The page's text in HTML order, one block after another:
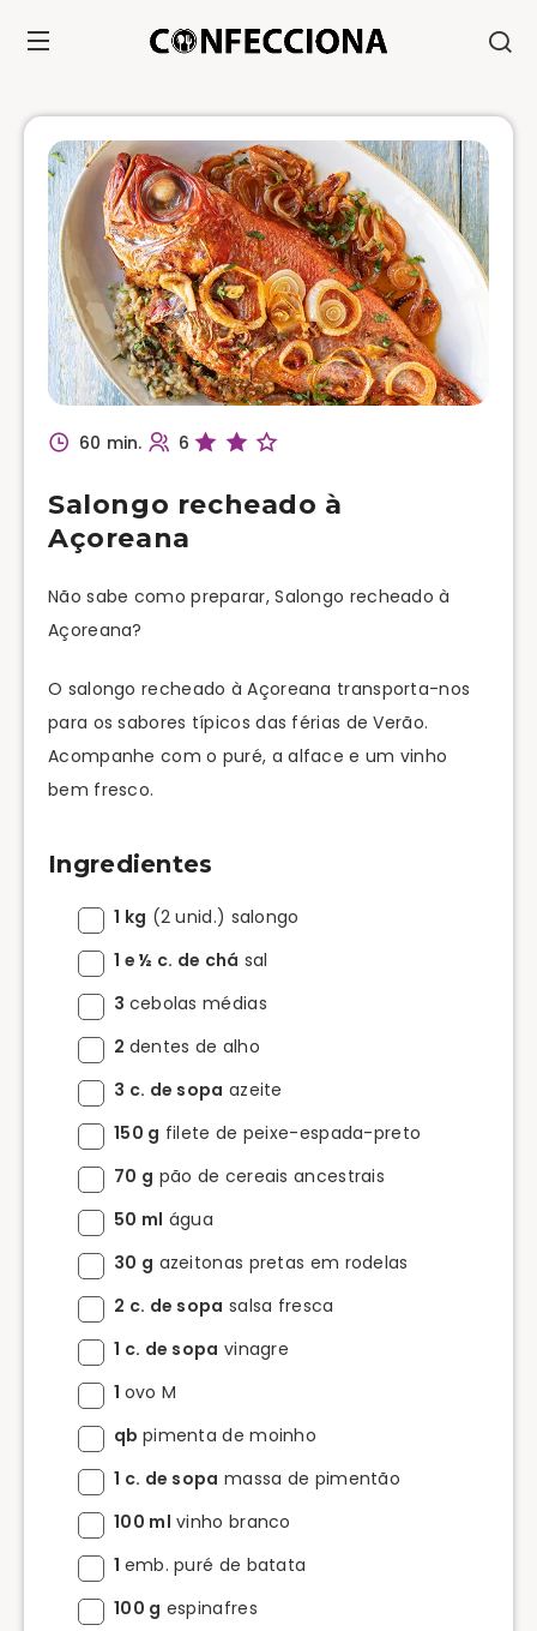
60 min. 6
Salongo recheado à
Açoreana
Não sabe como preparar, Salongo recheado à
Açoreana?
O salongo recheado à Açoreana transporta-nos
para os sabores típicos das férias de Verão.
Acompanhe com o puré, a alface e um vinho
bem fresco.
Ingredientes
1 kg (2 unid.) salongo
1 e ½ c. de chá sal
3 cebolas médias
2 dentes de alho
3 c. de sopa azeite
150 g filete de peixe-espada-preto
70 g pão de cereais ancestrais
50 ml água
30 g azeitonas pretas em rodelas
2 c. de sopa salsa fresca
1 c. de sopa vinagre
1 ovo M
qb pimenta de moinho
1 c. de sopa massa de pimentão
100 ml vinho branco
1 emb. puré de batata
100 g espinafres